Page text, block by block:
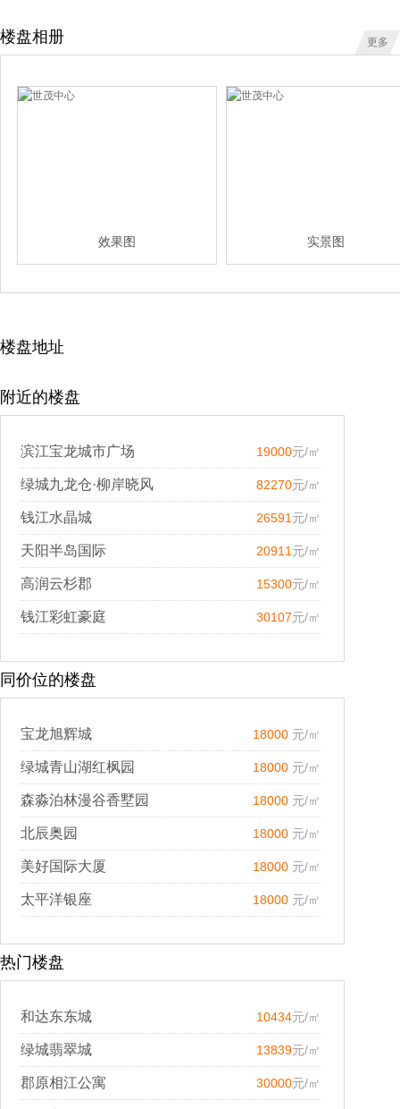
楼盘相册 更多
效果图 实景图
楼盘地址
附近的楼盘
滨江宝龙城市广场 19000元/㎡
绿城九龙仓·柳岸晓风 82270元/㎡
钱江水晶城 26591 元/㎡
天阳半岛国际 20911 元/㎡
高润云杉郡 15300元/㎡
钱江彩虹豪庭 30107元/㎡
同价位的楼盘
宝龙旭辉城 18000 元/㎡
绿城青山湖红枫园 18000 元/㎡
森淼泊林漫谷香墅园 18000 元/㎡
北辰奥园 18000 元/㎡
美好国际大厦 18000 元/㎡
太平洋银座 18000 元/㎡
热门楼盘
和达东东城 10434元/㎡
绿城翡翠城 13839元/㎡
郡原相江公寓 30000元/㎡